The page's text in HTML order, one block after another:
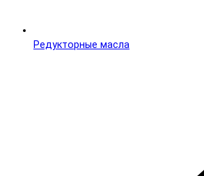
Редукторные масла